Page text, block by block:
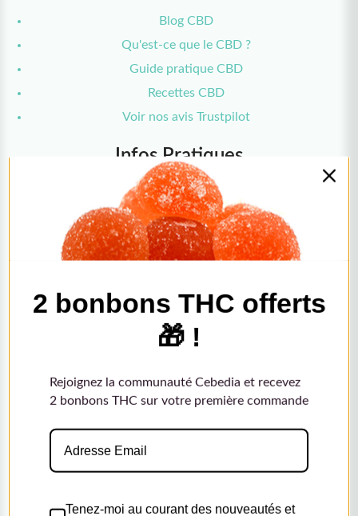
Blog CBD
Qu'est-ce que le CBD ?
Guide pratique CBD
Recettes CBD
Voir nos avis Trustpilot
Infos Pratiques
Support client
À propos
Newsletter
Livraisons
Affiliation
Grossiste CBD
Nous Contacter
Facebook
2 bonbons THC offerts
🎁 !
Rejoignez la communauté Cebedia et recevez
2 bonbons THC sur votre première commande
Tenez-moi au courant des nouveautés et
des offres
Pour plus d'informations sur la manière dont nous